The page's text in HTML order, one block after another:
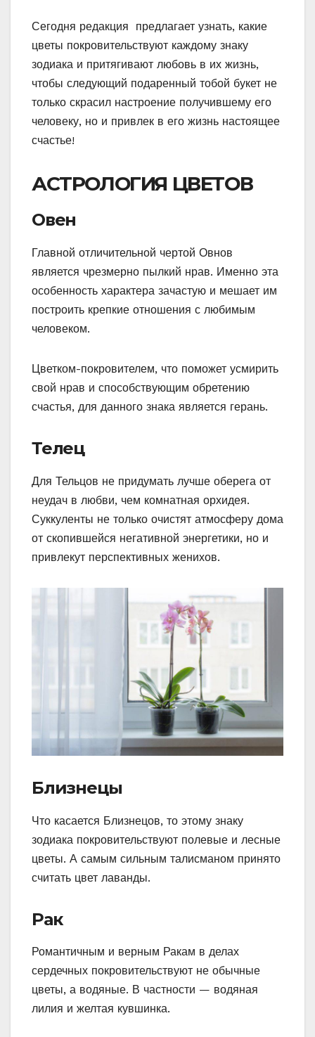
Сегодня редакция предлагает узнать, какие
цветы покровительствуют каждому знаку
зодиака и притягивают любовь в их жизнь,
чтобы следующий подаренный тобой букет не
только скрасил настроение получившему его
человеку, но и привлек в его жизнь настоящее
счастье!
АСТРОЛОГИЯ ЦВЕТОВ
Овен
Главной отличительной чертой Овнов
является чрезмерно пылкий нрав. Именно эта
особенность характера зачастую и мешает им
построить крепкие отношения с любимым
человеком.
Цветком-покровителем, что поможет усмирить
свой нрав и способствующим обретению
счастья, для данного знака является герань.
Телец
Для Тельцов не придумать лучше оберега от
неудач в любви, чем комнатная орхидея.
Суккуленты не только очистят атмосферу дома
от скопившейся негативной энергетики, но и
привлекут перспективных женихов.
Близнецы
Что касается Близнецов, то этому знаку
зодиака покровительствуют полевые и лесные
цветы. А самым сильным талисманом принято
считать цвет лаванды.
Рак
Романтичным и верным Ракам в делах
сердечных покровительствуют не обычные
цветы, а водяные. В частности — водяная
лилия и желтая кувшинка.